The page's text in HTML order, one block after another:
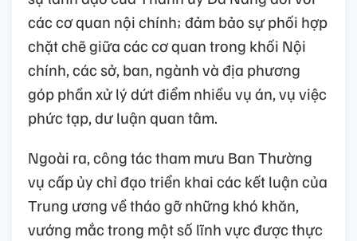
các cơ quan nội chính; đảm bảo sự phối hợp
chặt chẽ giữa các cơ quan trong khối Nội
chính, các sở, ban, ngành và địa phương
góp phần xử lý dứt điểm nhiều vụ án, vụ việc
phức tạp, dư luận quan tâm.
Ngoài ra, công tác tham mưu Ban Thường
vụ cấp ủy chỉ đạo triển khai các kết luận của
Trung ương về tháo gỡ những khó khăn,
vướng mắc trong một số lĩnh vực được thực